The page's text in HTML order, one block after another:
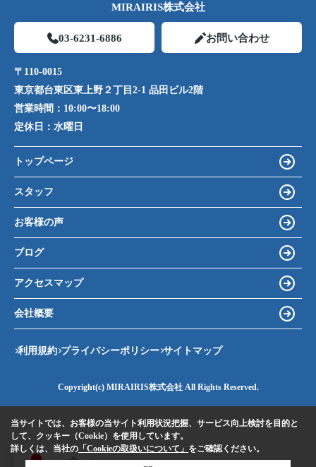
MIRAIRIS株式会社
03-6231-6886 お問い合わせ
〒110-0015
東京都台東区東上野２丁目2-1 品田ビル2階
営業時間： 10:00〜18:00
定休日： 水曜日
JA
トップページ
スタッフ
お客様の声
ブログ
アクセスマップ
会社概要
利用規約 プライバシーポリシー サイトマップ
Copyright(c) MIRAIRIS株式会社 All Rights Reserved.
当サイトでは、お客様の当サイト利用状況把握、サービス向上検討を目的と
して、クッキー（Cookie）を使用しています。
詳しくは、当社の 「Cookieの取扱いについて」 をご確認ください。